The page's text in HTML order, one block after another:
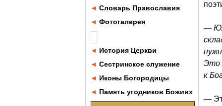
◄ Словарь Православия
◄ Фотогалерея
◄ История Церкви
◄ Сестринское служение
◄ Иконы Богородицы
◄ Память угодников Божиих
—
Это
к
—